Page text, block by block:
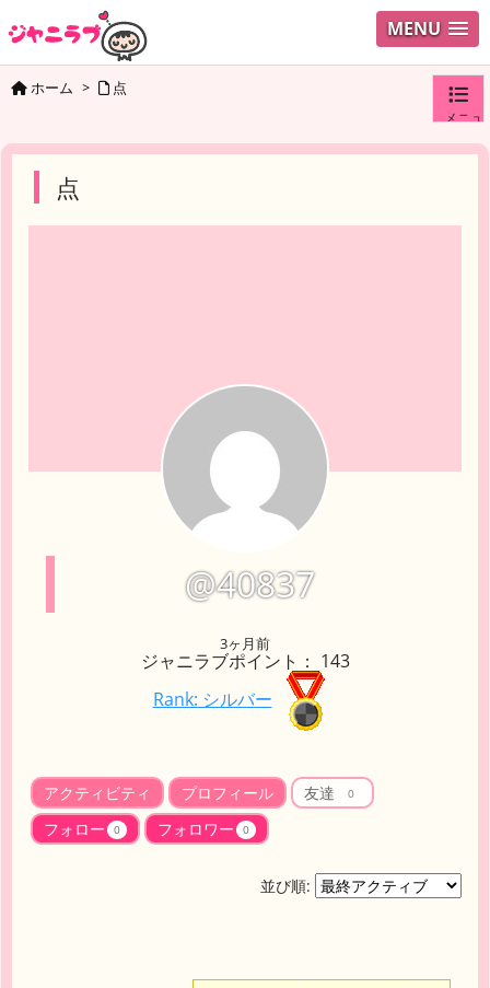
MENU
メニュ
ホーム > 点
点
@40837
3ヶ月前
ジャニラブポイント： 143
Rank: シルバー
アクティビティ プロフィール 友達 0
フォロー 0 フォロワー 0
並び順: